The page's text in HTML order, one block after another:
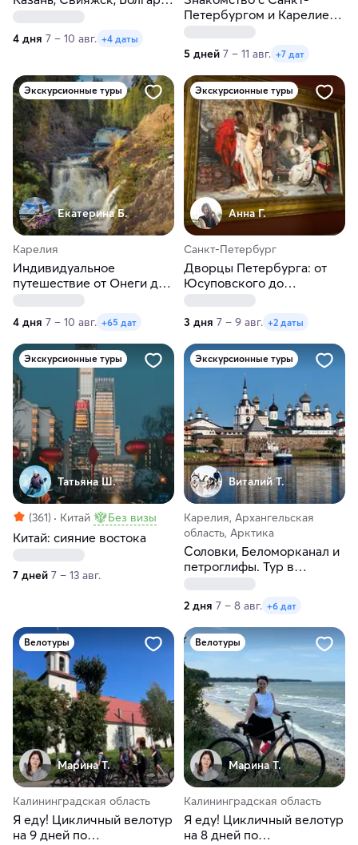
4 дня 7 – 10 авг. +4 даты
Петербургом и Карелией.
Ладожские шхеры
5 дней 7 – 11 авг. +7 дат
Экскурсионные туры
Екатерина Б.
Карелия
Индивидуальное
путешествие от Онеги до
4 дня 7 – 10 авг. +65 дат
Экскурсионные туры
Анна Г.
Санкт-Петербург
Дворцы Петербурга: от
Юсуповского до
3 дня 7 – 9 авг. +2 даты
Экскурсионные туры
Татьяна Ш.
(361) Китай Без визы
Китай: сияние востока
7 дней 7 – 13 авг.
Экскурсионные туры
Виталий Т.
Карелия, Архангельская
область, Арктика
Соловки, Беломорканал и
петроглифы. Тур в
2 дня 7 – 8 авг. +6 дат
Велотуры
Марина Т.
Калининградская область
Я еду! Цикличный велотур
на 9 дней по
Велотуры
Марина Т.
Калининградская область
Я еду! Цикличный велотур
на 8 дней по